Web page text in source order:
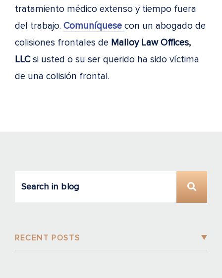
tratamiento médico extenso y tiempo fuera
del trabajo. Comuníquese con un abogado de
colisiones frontales de Malloy Law Offices,
LLCsi usted o su ser querido ha sido víctima
de una colisión frontal.
RECENT POSTS